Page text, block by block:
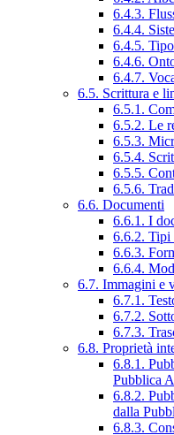
6.4.3.
6.4.4.
6.4.5.
6.4.6.
6.4.7.
6.5. Scrittura e
6.5.1.
6.5.2. Le
6.5.3.
6.5.4.
6.5.5.
6.5.6.
6.6. Documenti
6.6.1. I
6.6.2. Tipi
6.6.3.
6.6.4.
6.7. Immagini e
6.7.1.
6.7.2.
6.7.3.
6.8. Proprietà
6.8.1.
Pubblica
6.8.2.
dalla
6.8.3.